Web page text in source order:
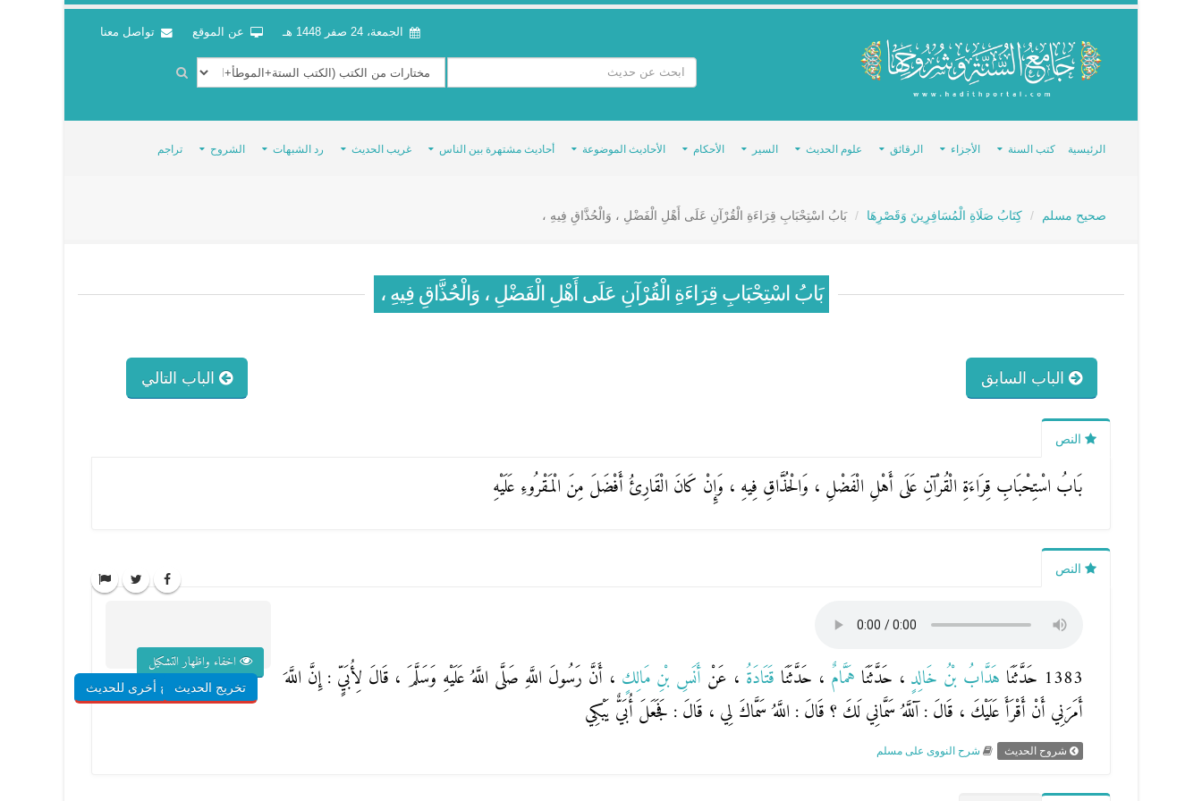
الجمعة، 24 صفر 1448 هـ عن الموقع تواصل معنا
الرئيسية كتب السنة الأجزاء الرقائق علوم الحديث السير الأحكام الأحاديث الموضوعة أحاديث مشتهرة بين الناس غريب الحديث رد الشبهات الشروح تراجم
صحيح مسلم كِتَابُ صَلَاةِ الْمُسَافِرِينَ وَقَصْرِهَا بَابُ اسْتِحْبَابِ قِرَاءَةِ الْقُرْآنِ عَلَى أَهْلِ الْفَضْلِ ، وَالْحُذَّاقِ فِيهِ ،
بَابُ اسْتِحْبَابِ قِرَاءَةِ الْقُرْآنِ عَلَى أَهْلِ الْفَضْلِ ، وَالْحُذَّاقِ فِيهِ ،
الباب السابق الباب التالي
النص
بَابُ اسْتِحْبَابِ قِرَاءَةِ الْقُرْآنِ عَلَى أَهْلِ الْفَضْلِ ، وَالْحُذَّاقِ فِيهِ ، وَإِنْ كَانَ الْقَارِئُ أَفْضَلَ مِنَ الْمَقْرُوءِ عَلَيْهِ
النص
1383 حَدَّثَنَا هَدَّابُ بْنُ خَالِدٍ ، حَدَّثَنَا هَمَّامٌ ، حَدَّثَنَا قَتَادَةُ ، عَنْ أَنَسِ بْنِ مَالِكٍ ، أَنَّ رَسُولَ اللَّهِ صَلَّى اللَّهُ عَلَيْهِ وَسَلَّمَ ، قَالَ لِأُبَيٍّ : إِنَّ اللَّهَ
أَمَرَنِي أَنْ أَقْرَأَ عَلَيْكَ ، قَالَ : آللَّهُ سَمَّانِي لَكَ ؟ قَالَ : اللَّهُ سَمَّاكَ لِي ، قَالَ : فَجَعَلَ أُبَيٌّ يَبْكِي
اخفاء واظهار التشكيل
تخريج الحديثشروح أخرى للحديث
شروح الحديث شرح النووى على مسلم